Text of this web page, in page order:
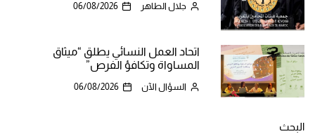
جلال الطاهر 06/08/2026
اتحاد العمل النسائي يطلق “ميثاق
المساواة وتكافؤ الفرص”
السؤال الآن 06/08/2026
البحث